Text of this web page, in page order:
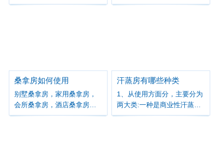
说的桑拿房指的是干蒸房，
多种功效，因此也颇受大家
的欢迎。
出去，并补充新的石头。根
桑拿房如何使用
别墅桑拿房，家用桑拿房，
会所桑拿房，酒店桑拿房，
船舶桑拿房 越来越多的人会
汗蒸房有哪些种类
1、从使用方面分，主要分为
两大类:一种是商业性汗蒸
房，即是利用汗蒸房来做生